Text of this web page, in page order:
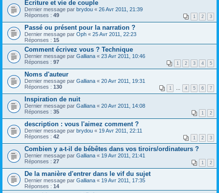
Ecriture et vie de couple
Dernier message par brydou « 26 Avr 2011, 21:39
Réponses : 49 1 2 3
Passé ou présent pour la narration ?
Dernier message par Oph « 25 Avr 2011, 22:23
Réponses : 15
Comment écrivez vous ? Technique
Dernier message par Galliana « 23 Avr 2011, 10:46
Réponses : 97 1 2 3 4 5
Noms d'auteur
Dernier message par Galliana « 20 Avr 2011, 19:31
Réponses : 130 1 … 4 5 6 7
Inspiration de nuit
Dernier message par Galliana « 20 Avr 2011, 14:08
Réponses : 35 1 2
description : vous l'aimez comment ?
Dernier message par brydou « 19 Avr 2011, 22:11
Réponses : 42 1 2 3
Combien y a-t-il de bébêtes dans vos tiroirs/ordinateurs ?
Dernier message par Galliana « 19 Avr 2011, 21:41
Réponses : 27 1 2
De la manière d'entrer dans le vif du sujet
Dernier message par Galliana « 19 Avr 2011, 17:35
Réponses : 14